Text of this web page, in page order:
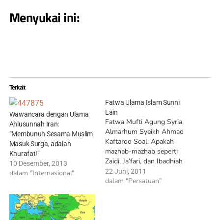
Menyukai ini:
Terkait
Wawancara dengan Ulama
Ahlusunnah Iran:
“Membunuh Sesama Muslim
Masuk Surga, adalah
Khurafat!”
10 Desember, 2013
dalam "Internasional"
Fatwa Ulama Islam Sunni
Lain
Fatwa Mufti Agung Syria,
Almarhum Syeikh Ahmad
Kaftaroo Soal: Apakah
mazhab-mazhab seperti
Zaidi, Ja’fari, dan Ibadhiah
adalah mazhab-mazhab
Islam? Jawab: Membatasi
22 Juni, 2011
dalam "Persatuan"